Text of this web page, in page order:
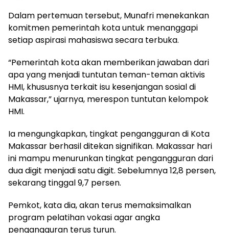
Dalam pertemuan tersebut, Munafri menekankan
komitmen pemerintah kota untuk menanggapi
setiap aspirasi mahasiswa secara terbuka.
“Pemerintah kota akan memberikan jawaban dari
apa yang menjadi tuntutan teman-teman aktivis
HMI, khususnya terkait isu kesenjangan sosial di
Makassar,” ujarnya, merespon tuntutan kelompok
HMI.
Ia mengungkapkan, tingkat pengangguran di Kota
Makassar berhasil ditekan signifikan. Makassar hari
ini mampu menurunkan tingkat pengangguran dari
dua digit menjadi satu digit. Sebelumnya 12,8 persen,
sekarang tinggal 9,7 persen.
Pemkot, kata dia, akan terus memaksimalkan
program pelatihan vokasi agar angka
pengangguran terus turun.